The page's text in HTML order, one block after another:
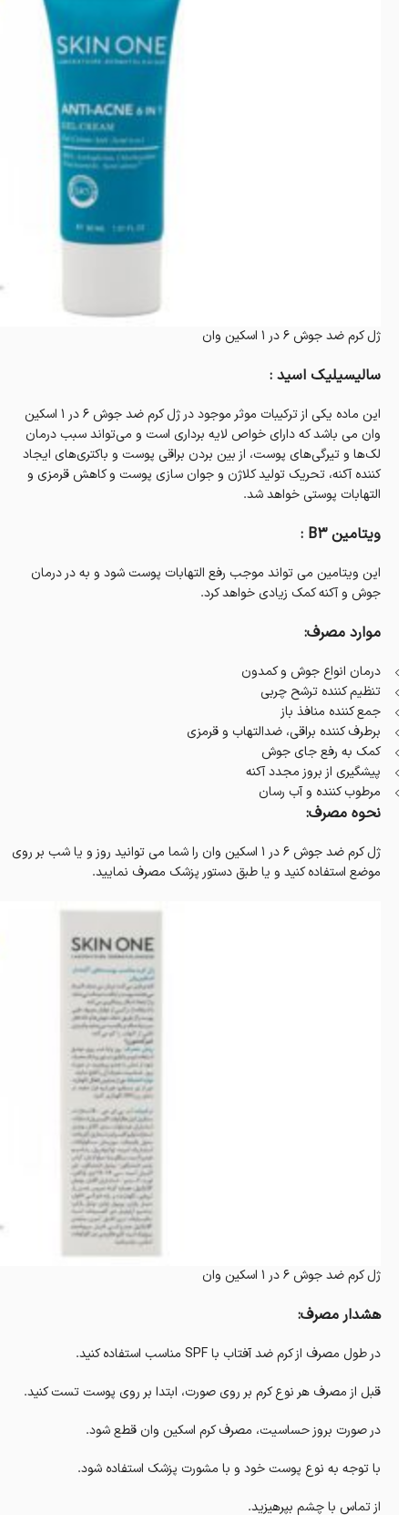
ژل کرم ضد جوش 6 در 1 اسکین وان
سالیسیلیک اسید :
این ماده یکی از ترکیبات موثر موجود در ژل کرم ضد جوش 6 در 1 اسکین
وان می باشد که دارای خواص لایه برداری است و می‌تواند سبب درمان
لک‌ها و تیرگی‌های پوست، از بین بردن براقی پوست و باکتری‌های ایجاد
کننده آکنه، تحریک تولید کلاژن و جوان سازی پوست و کاهش قرمزی و
التهابات پوستی خواهد شد.
ویتامین B۳ :
این ویتامین می تواند موجب رفع التهابات پوست شود و به در درمان
جوش و آکنه کمک زیادی خواهد کرد.
موارد مصرف:
درمان انواع جوش و کمدون
تنظیم کننده ترشح چربی
جمع کننده منافذ باز
برطرف کننده براقی، ضدالتهاب و قرمزی
کمک به رفع جای جوش
پیشگیری از بروز مجدد آکنه
مرطوب کننده و آب رسان
نحوه مصرف:
ژل کرم ضد جوش 6 در 1 اسکین وان را شما می توانید روز و یا شب بر روی
موضع استفاده کنید و یا طبق دستور پزشک مصرف نمایید.
ژل کرم ضد جوش 6 در 1 اسکین وان
هشدار مصرف:
در طول مصرف از کرم ضد آفتاب با SPF مناسب استفاده کنید.
قبل از مصرف هر نوع کرم بر روی صورت، ابتدا بر روی پوست تست کنید.
در صورت بروز حساسیت، مصرف کرم اسکین وان قطع شود.
با توجه به نوع پوست خود و با مشورت پزشک استفاده شود.
از تماس با چشم بپرهیزید.